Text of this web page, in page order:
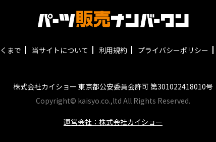
まで 当サイトについて 利用規約 プライバシーポリシー
株式会社カイショー 東京都公安委員会許可 第301022418010号
Copyright© kaisyo.co.,ltd All Rights Reserved.
運営会社：株式会社カイショー